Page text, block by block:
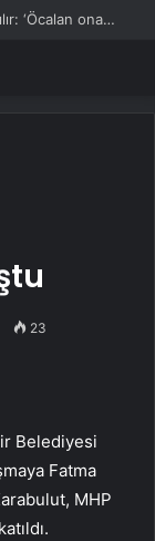
AKP’li ismin bu iddiası doğruysa çok tartışılır: ‘Öcalan onayladı’
23
Belediyesi
Fatma
MHP